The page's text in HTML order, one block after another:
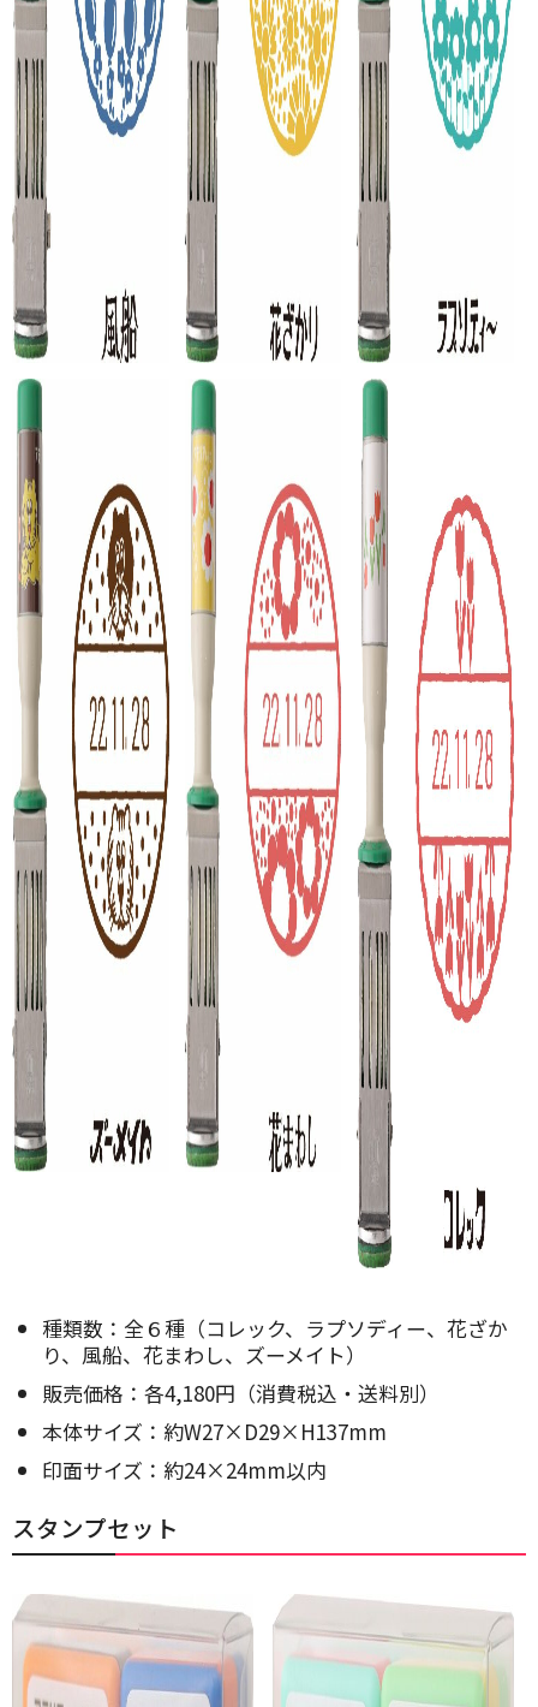
種類数：全６種（コレック、ラプソディー、花ざか
り、風船、花まわし、ズーメイト）
販売価格：各4,180円（消費税込・送料別）
本体サイズ：約W27×D29×H137mm
印面サイズ：約24×24mm以内
スタンプセット